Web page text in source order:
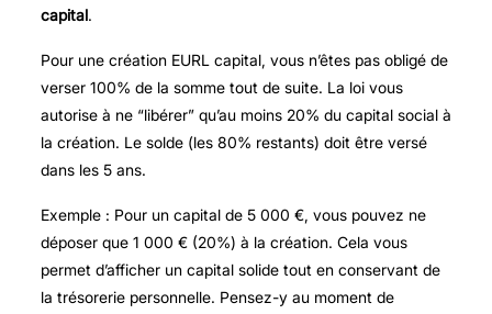
capital.
Pour une création EURL capital, vous n’êtes pas obligé de
verser 100% de la somme tout de suite. La loi vous
autorise à ne “libérer” qu’au moins 20% du capital social à
la création. Le solde (les 80% restants) doit être versé
dans les 5 ans.
Exemple : Pour un capital de 5 000 €, vous pouvez ne
déposer que 1 000 € (20%) à la création. Cela vous
permet d’afficher un capital solide tout en conservant de
la trésorerie personnelle. Pensez-y au moment de